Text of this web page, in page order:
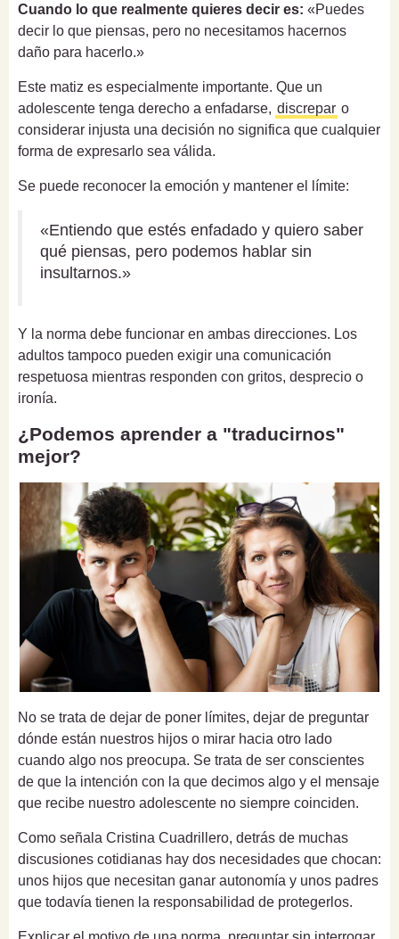
Cuando lo que realmente quieres decir es: «Puedes
decir lo que piensas, pero no necesitamos hacernos
daño para hacerlo.»
Este matiz es especialmente importante. Que un
adolescente tenga derecho a enfadarse, discrepar o
considerar injusta una decisión no significa que cualquier
forma de expresarlo sea válida.
Se puede reconocer la emoción y mantener el límite:
«Entiendo que estés enfadado y quiero saber
qué piensas, pero podemos hablar sin
insultarnos.»
Y la norma debe funcionar en ambas direcciones. Los
adultos tampoco pueden exigir una comunicación
respetuosa mientras responden con gritos, desprecio o
ironía.
¿Podemos aprender a "traducirnos"
mejor?
No se trata de dejar de poner límites, dejar de preguntar
dónde están nuestros hijos o mirar hacia otro lado
cuando algo nos preocupa. Se trata de ser conscientes
de que la intención con la que decimos algo y el mensaje
que recibe nuestro adolescente no siempre coinciden.
Como señala Cristina Cuadrillero, detrás de muchas
discusiones cotidianas hay dos necesidades que chocan:
unos hijos que necesitan ganar autonomía y unos padres
que todavía tienen la responsabilidad de protegerlos.